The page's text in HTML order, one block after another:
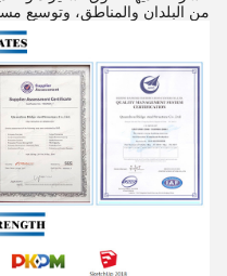
من البلدان والمناطق، وتوسيع